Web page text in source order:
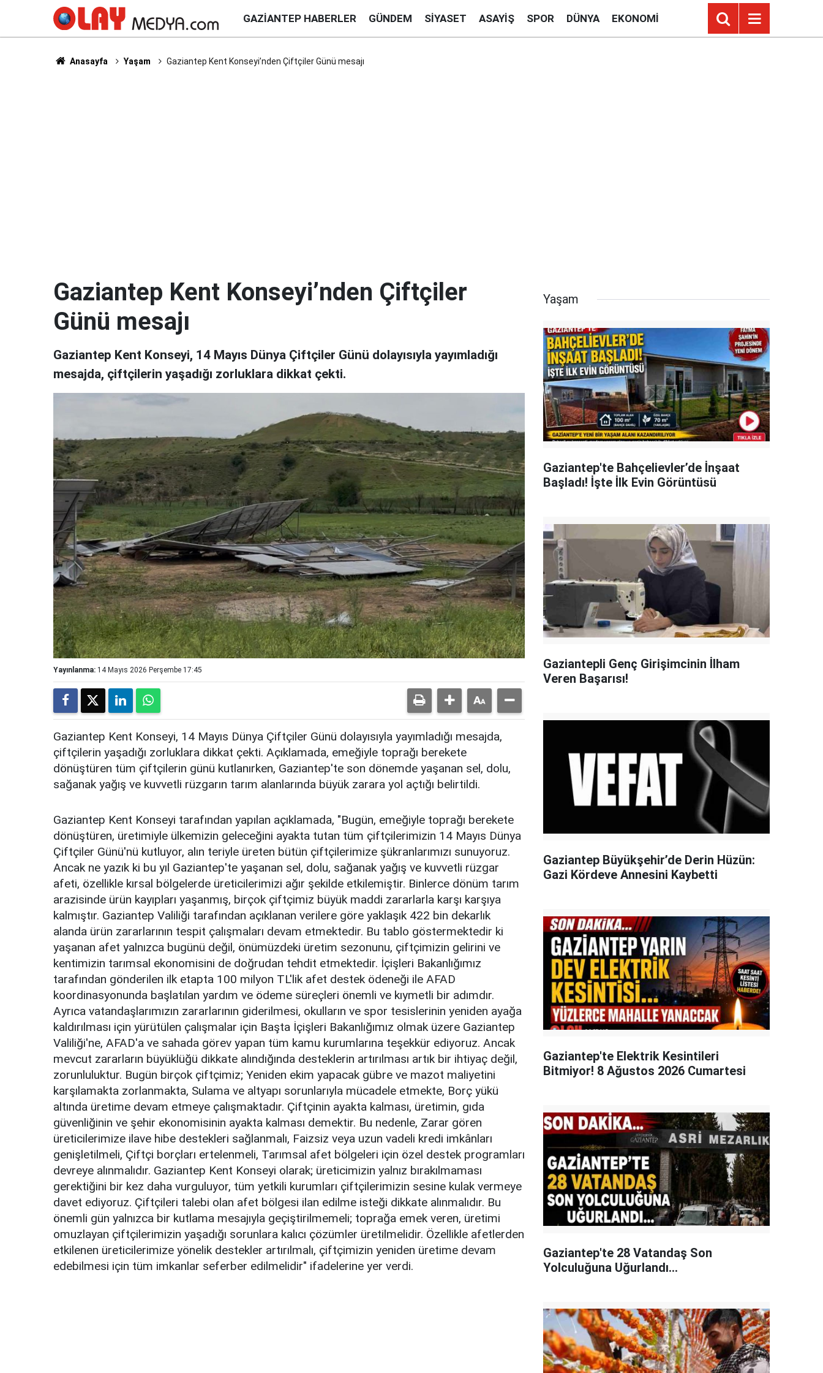
GAZIANTEP HABERLER GÜNDEM SIYASET ASAYIŞ SPOR DÜNYA EKONOMI
Anasayfa Yaşam Gaziantep Kent Konseyi’nden Çiftçiler Günü mesajı
Gaziantep Kent Konseyi’nden Çiftçiler
Günü mesajı
Gaziantep Kent Konseyi, 14 Mayıs Dünya Çiftçiler Günü dolayısıyla yayımladığı
mesajda, çiftçilerin yaşadığı zorluklara dikkat çekti.
Yayınlanma: 14 Mayıs 2026 Perşembe 17:45
Gaziantep Kent Konseyi, 14 Mayıs Dünya Çiftçiler Günü dolayısıyla yayımladığı mesajda,
çiftçilerin yaşadığı zorluklara dikkat çekti. Açıklamada, emeğiyle toprağı berekete
dönüştüren tüm çiftçilerin günü kutlanırken, Gaziantep'te son dönemde yaşanan sel, dolu,
sağanak yağış ve kuvvetli rüzgarın tarım alanlarında büyük zarara yol açtığı belirtildi.
Gaziantep Kent Konseyi tarafından yapılan açıklamada, "Bugün, emeğiyle toprağı berekete
dönüştüren, üretimiyle ülkemizin geleceğini ayakta tutan tüm çiftçilerimizin 14 Mayıs Dünya
Çiftçiler Günü'nü kutluyor, alın teriyle üreten bütün çiftçilerimize şükranlarımızı sunuyoruz.
Ancak ne yazık ki bu yıl Gaziantep'te yaşanan sel, dolu, sağanak yağış ve kuvvetli rüzgar
afeti, özellikle kırsal bölgelerde üreticilerimizi ağır şekilde etkilemiştir. Binlerce dönüm tarım
arazisinde ürün kayıpları yaşanmış, birçok çiftçimiz büyük maddi zararlarla karşı karşıya
kalmıştır. Gaziantep Valiliği tarafından açıklanan verilere göre yaklaşık 422 bin dekarlık
alanda ürün zararlarının tespit çalışmaları devam etmektedir. Bu tablo göstermektedir ki
yaşanan afet yalnızca bugünü değil, önümüzdeki üretim sezonunu, çiftçimizin gelirini ve
kentimizin tarımsal ekonomisini de doğrudan tehdit etmektedir. İçişleri Bakanlığımız
tarafından gönderilen ilk etapta 100 milyon TL'lik afet destek ödeneği ile AFAD
koordinasyonunda başlatılan yardım ve ödeme süreçleri önemli ve kıymetli bir adımdır.
Ayrıca vatandaşlarımızın zararlarının giderilmesi, okulların ve spor tesislerinin yeniden ayağa
kaldırılması için yürütülen çalışmalar için Başta İçişleri Bakanlığımız olmak üzere Gaziantep
Valiliği'ne, AFAD'a ve sahada görev yapan tüm kamu kurumlarına teşekkür ediyoruz. Ancak
mevcut zararların büyüklüğü dikkate alındığında desteklerin artırılması artık bir ihtiyaç değil,
zorunluluktur. Bugün birçok çiftçimiz; Yeniden ekim yapacak gübre ve mazot maliyetini
karşılamakta zorlanmakta, Sulama ve altyapı sorunlarıyla mücadele etmekte, Borç yükü
altında üretime devam etmeye çalışmaktadır. Çiftçinin ayakta kalması, üretimin, gıda
güvenliğinin ve şehir ekonomisinin ayakta kalması demektir. Bu nedenle, Zarar gören
üreticilerimize ilave hibe destekleri sağlanmalı, Faizsiz veya uzun vadeli kredi imkânları
genişletilmeli, Çiftçi borçları ertelenmeli, Tarımsal afet bölgeleri için özel destek programları
devreye alınmalıdır. Gaziantep Kent Konseyi olarak; üreticimizin yalnız bırakılmaması
gerektiğini bir kez daha vurguluyor, tüm yetkili kurumları çiftçilerimizin sesine kulak vermeye
davet ediyoruz. Çiftçileri talebi olan afet bölgesi ilan edilme isteği dikkate alınmalıdır. Bu
önemli gün yalnızca bir kutlama mesajıyla geçiştirilmemeli; toprağa emek veren, üretimi
omuzlayan çiftçilerimizin yaşadığı sorunlara kalıcı çözümler üretilmelidir. Özellikle afetlerden
etkilenen üreticilerimize yönelik destekler artırılmalı, çiftçimizin yeniden üretime devam
edebilmesi için tüm imkanlar seferber edilmelidir" ifadelerine yer verdi.
Yaşam
Gaziantep'te Bahçelievler’de İnşaat
Başladı! İşte İlk Evin Görüntüsü
Gaziantepli Genç Girişimcinin İlham
Veren Başarısı!
Gaziantep Büyükşehir’de Derin Hüzün:
Gazi Kördeve Annesini Kaybetti
Gaziantep'te Elektrik Kesintileri
Bitmiyor! 8 Ağustos 2026 Cumartesi
Gaziantep'te 28 Vatandaş Son
Yolculuğuna Uğurlandı...